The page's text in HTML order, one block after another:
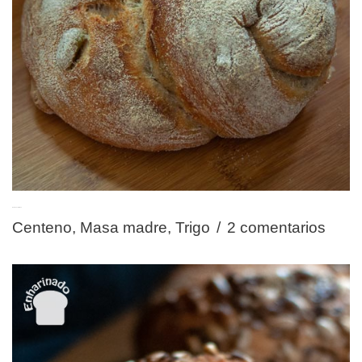
Centeno, Masa madre, Trigo 2 comentarios